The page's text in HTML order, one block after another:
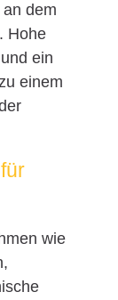
dem
Hohe
ein
einem
wie